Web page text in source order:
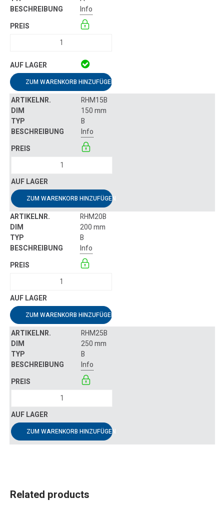
Info
ZUM WARENKORB HINZUFÜGEN
RHM15B
150 mm
B
Info
ZUM WARENKORB HINZUFÜGEN
RHM20B
200 mm
B
Info
ZUM WARENKORB HINZUFÜGEN
RHM25B
250 mm
B
Info
ZUM WARENKORB HINZUFÜGEN
Related products